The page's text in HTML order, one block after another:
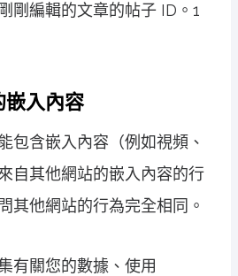
剛編輯的文章的帖子 ID。1
嵌入內容
包含嵌入內容（例如視頻、
自其他網站的嵌入內容的行
其他網站的行為完全相同。
有關您的數據、使用